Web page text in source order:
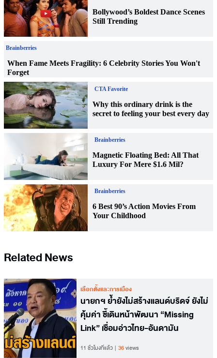
Related News
เลือกตั้งและการเมือง
นายกฯ ย้ำยังไม่สร้างแลนด์บริดจ์ ยังไม่
คุ้มค่า ชี้เดินหน้าพัฒนา “Missing
Link” เชื่อมอ่าวไทย-อันดามัน
11 ชั่วโมงที่แล้ว 36views